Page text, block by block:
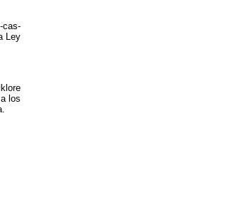
cas-
Ley
los